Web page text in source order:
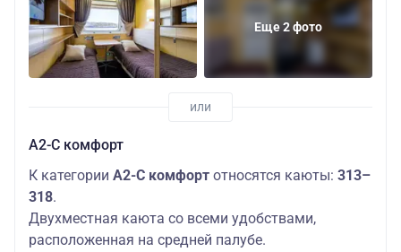
Еще 2 фото
А2-С комфорт
К категории А2-С комфорт относятся каюты: 313–
318.
Двухместная каюта со всеми удобствами,
расположенная на средней палубе.